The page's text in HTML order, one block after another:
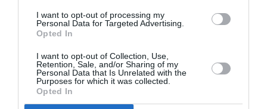
I want to opt-out of processing my
Personal Data for Targeted Advertising.
Opted In
I want to opt-out of Collection, Use,
Retention, Sale, and/or Sharing of my
Personal Data that Is Unrelated with the
Purposes for which it was collected.
Opted In
loisirs à partir de décembre 2026
Aéroport néerlandais saturéa commenté l'article :
Bruxelles–Porto : Transavia ouvre une nouvelle liaison
loisirs à partir de décembre 2026